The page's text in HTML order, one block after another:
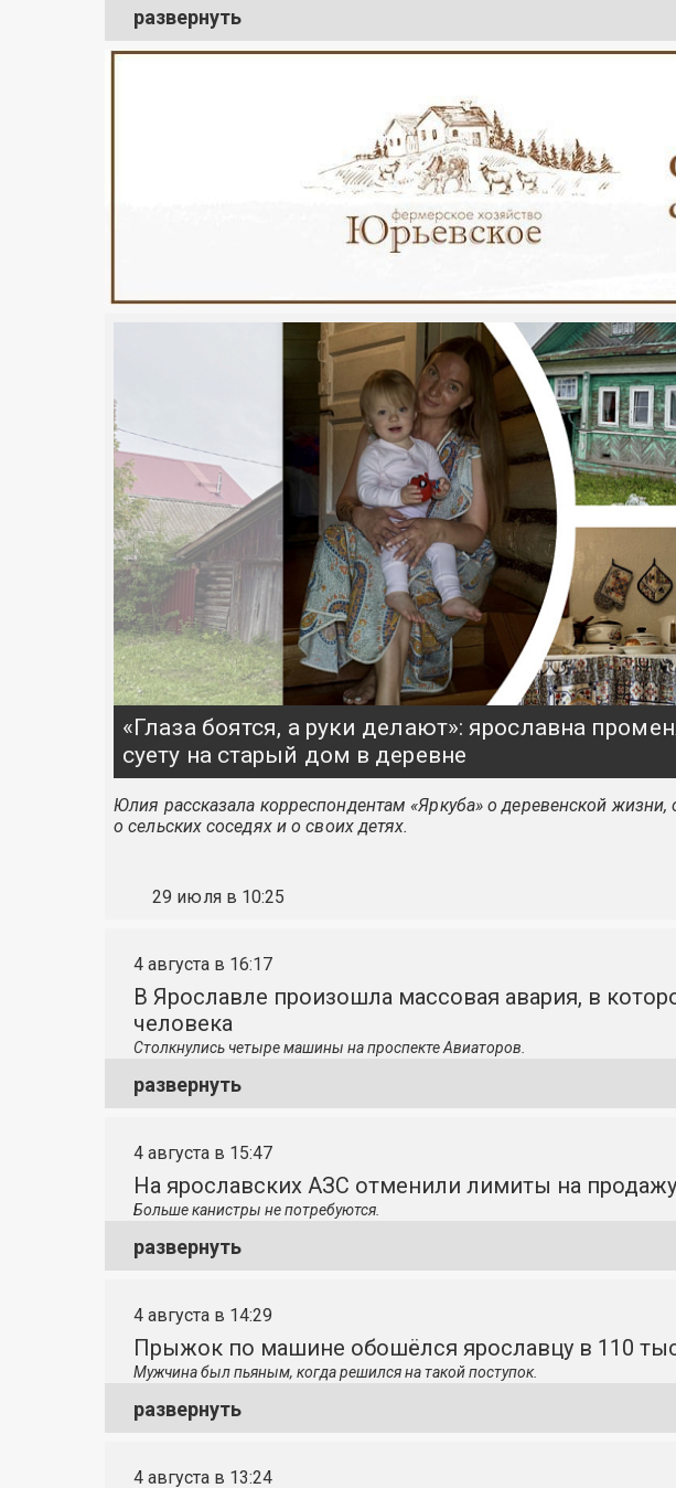
развернуть
«Глаза боятся, а руки делают»: ярославна
суету на старый дом в деревне
Юлия рассказала корреспондентам «Яркуба» о деревенской жизни,
о сельских соседях и о своих детях.
29 июля в 10:25
4 августа в 16:17
В Ярославле произошла массовая авария, в
человека
Столкнулись четыре машины на проспекте Авиаторов.
развернуть
4 августа в 15:47
На ярославских АЗС отменили лимиты на
Больше канистры не потребуются.
развернуть
4 августа в 14:29
Прыжок по машине обошёлся ярославцу в 110
Мужчина был пьяным, когда решился на такой поступок.
развернуть
4 августа в 13:24